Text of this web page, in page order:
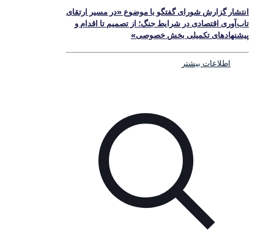
انتشار گزارش شورای گفتگو با موضوع «در مسیر ارتقای
تاب‌آوری اقتصادی در شرایط جنگ؛ از تصمیم تا اقدام و
پیشنهادهای تکمیلی بخش خصوصی»
اطلاعات بیشتر